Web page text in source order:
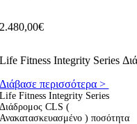
2.480,00€
Life Fitness Integrity Series
Διάβασε περισσότερα >
Life Fitness Integrity Series
Διάδρομος CLS (
Ανακατασκευασμένο ) ποσότητα